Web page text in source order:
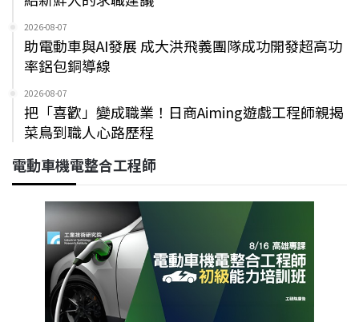
2026-08-07
助電動車與AI發展 成大洪飛義團隊成功開發超高功
率鋁包銅導線
2026-08-07
把「喜歡」變成職業！日商Aiming遊戲工程師親揭
菜鳥到職人心路歷程
電動車機電整合工程師